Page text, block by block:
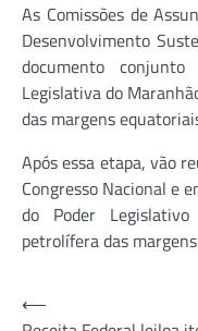
As Comissões de
Desenvolvimento
documento
Legislativa do
das margens
Após essa etapa, vão
Congresso Nacional e
do Poder
petrolífera das
Navegação
⟵